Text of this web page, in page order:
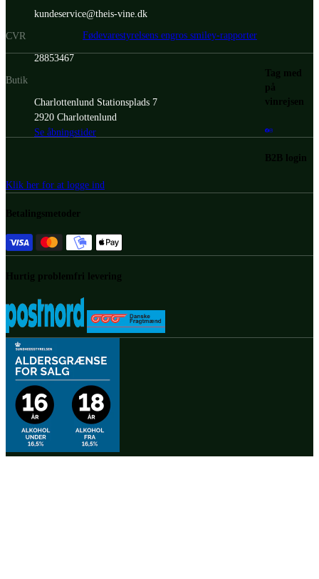
kundeservice@theis-vine.dk
CVR
28853467
Butik
Charlottenlund Stationsplads 7
2920 Charlottenlund
Se åbningstider
Fødevarestyrelsens engros smiley-rapporter
Tag med
på
vinrejsen
B2B login
Klik her for at logge ind
Betalingsmetoder
Hurtig problemfri levering